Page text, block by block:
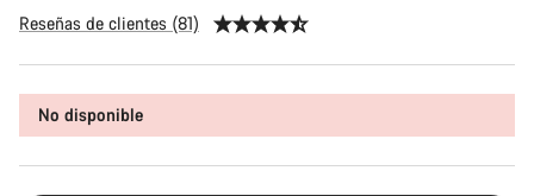
Reseñas de clientes (81)
No disponible